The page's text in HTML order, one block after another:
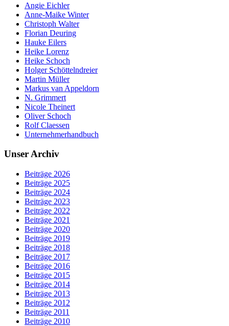
Angie Eichler
Anne-Maike Winter
Christoph Walter
Florian Deuring
Hauke Eilers
Heike Lorenz
Heike Schoch
Holger Schöttelndreier
Martin Müller
Markus van Appeldorn
N. Grimmert
Nicole Theinert
Oliver Schoch
Rolf Claessen
Unternehmerhandbuch
Unser Archiv
Beiträge 2026
Beiträge 2025
Beiträge 2024
Beiträge 2023
Beiträge 2022
Beiträge 2021
Beiträge 2020
Beiträge 2019
Beiträge 2018
Beiträge 2017
Beiträge 2016
Beiträge 2015
Beiträge 2014
Beiträge 2013
Beiträge 2012
Beiträge 2011
Beiträge 2010